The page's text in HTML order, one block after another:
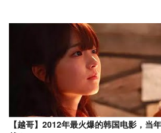
【越哥】2012年最火爆的韩国电影，当